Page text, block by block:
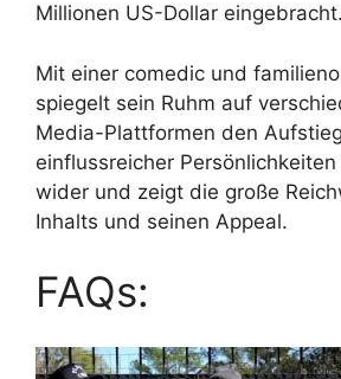
Millionen US-Dollar eingebracht.
Mit einer comedic und
spiegelt sein Ruhm auf
Media-Plattformen den
einflussreicher
wider und zeigt die große
Inhalts und seinen Appeal.
FAQs: